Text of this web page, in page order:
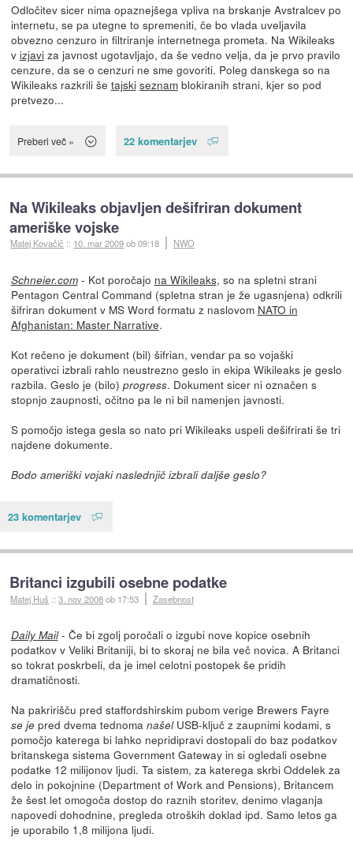
Odločitev sicer nima opaznejšega vpliva na brskanje Avstralcev po
internetu, se pa utegne to spremeniti, če bo vlada uveljavila
obvezno cenzuro in filtriranje internetnega prometa. Na Wikileaks
v izjaviza javnost ugotavljajo, da še vedno velja, da je prvo pravilo
cenzure, da se o cenzuri ne sme govoriti. Poleg danskega so na
Wikileaks razkrili še tajski seznamblokiranih strani, kjer so pod
pretvezo...
Preberi več » 22 komentarjev
Na Wikileaks objavljen dešifriran dokument
ameriške vojske
Matej Kovačič :: 10. mar 2009ob 09:18 NWO
Schneier.com- Kot poročajo na Wikileaks, so na spletni strani
Pentagon Central Command (spletna stran je že ugasnjena) odkrili
šifriran dokument v MS Word formatu z naslovom NATO in
Afghanistan: Master Narrative.
Kot rečeno je dokument (bil) šifrian, vendar pa so vojaški
operativci izbrali rahlo neustrezno geslo in ekipa Wikileaks je geslo
razbila. Geslo je (bilo) progress. Dokument sicer ni označen s
stopnjo zaupnosti, očitno pa le ni bil namenjen javnosti.
S pomočjo istega gesla so nato pri Wikileaks uspeli dešifrirati še tri
najdene dokumente.
Bodo ameriški vojaki naslednjič izbrali daljše geslo?
23 komentarjev
Britanci izgubili osebne podatke
Matej Huš ::3. nov 2008ob 17:53 Zasebnost
Daily Mail- Če bi zgolj poročali o izgubi nove kopice osebnih
podatkov v Veliki Britaniji, bi to skoraj ne bila več novica. A Britanci
so tokrat poskrbeli, da je imel celotni postopek še pridih
dramatičnosti.
Na pakririšču pred staffordshirskim pubom verige Brewers Fayre
se jepred dvema tednoma našelUSB-ključ z zaupnimi kodami, s
pomočjo katerega bi lahko nepridipravi dostopali do baz podatkov
britanskega sistema Government Gateway in si ogledali osebne
podatke 12 milijonov ljudi. Ta sistem, za katerega skrbi Oddelek za
delo in pokojnine (Department of Work and Pensions), Britancem
že šest let omogoča dostop do raznih storitev, denimo vlaganja
napovedi dohodnine, pregleda otroških doklad ipd. Samo letos ga
je uporabilo 1,8 milijona ljudi.